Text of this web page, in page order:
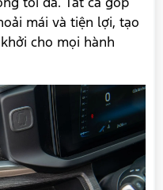
mái và tiện lợi, tạo
cho mọi hành